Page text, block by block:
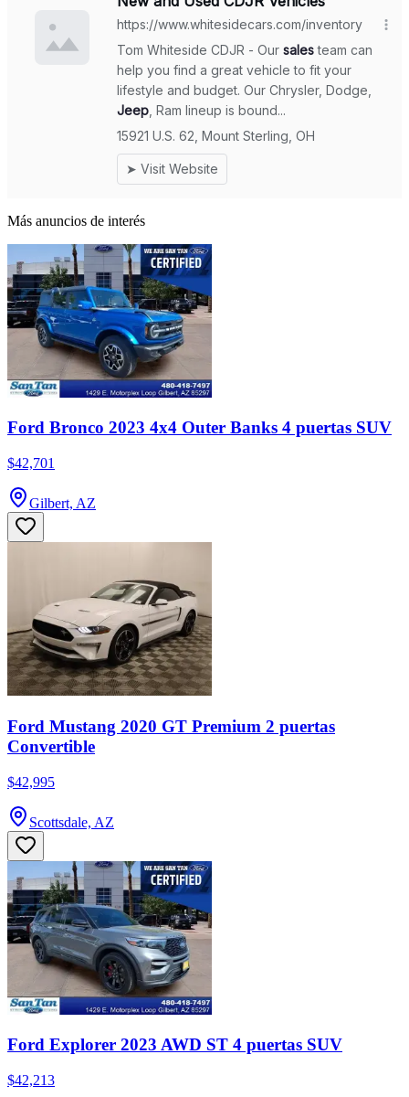
Más anuncios de interés
Ford Bronco 2023 4x4 Outer Banks 4 puertas SUV
$42,701
Gilbert, AZ
Ford Mustang 2020 GT Premium 2 puertas
Convertible
$42,995
Scottsdale, AZ
Ford Explorer 2023 AWD ST 4 puertas SUV
$42,213